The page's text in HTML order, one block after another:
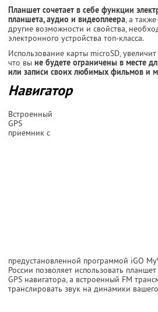
Планшет сочетает в себе функции
планшета, аудио и видеоплеера, а также
другие возможности и свойства,
электронного устройства топ-класса.
Использование карты microSD, увеличит
что вы не будете ограничены в месте
или записи своих любимых фильмов и
Навигатор
Встроенный
GPS
приемник с
предустановленной программой iGO
России позволяет использовать
GPS навигатора, а встроенный FM
транслировать звук на динамики